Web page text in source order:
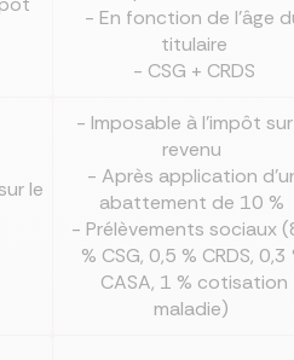
- En fonction de l’âge
titulaire
- CSG + CRDS
le
- Imposable à l’impôt
revenu
- Après application
abattement de 10 %
- Prélèvements sociaux
% CSG, 0,5 % CRDS, 0,3
CASA, 1 % cotisation
maladie)